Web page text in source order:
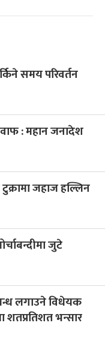
समय परिवर्तन
: महान जनादेश
जहाज हल्लिन
जुटे
लगाउने विधेयक
शतप्रतिशत भन्सार